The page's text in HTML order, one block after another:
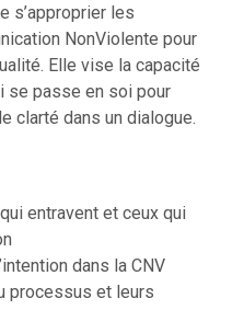
s’approprier les
NonViolente pour
Elle vise la capacité
se passe en soi pour
clarté dans un dialogue.
entravent et ceux qui
dans la CNV
processus et leurs